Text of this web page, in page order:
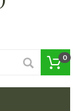
0